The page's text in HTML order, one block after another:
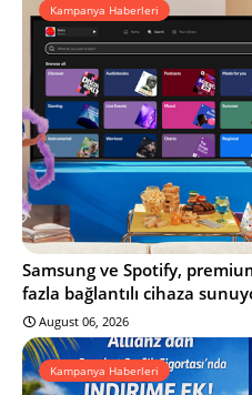
Kampanya Haberleri
Samsung ve Spotify,
fazla bağlantılı cihaza
August 06, 2026
Kampanya Haberleri